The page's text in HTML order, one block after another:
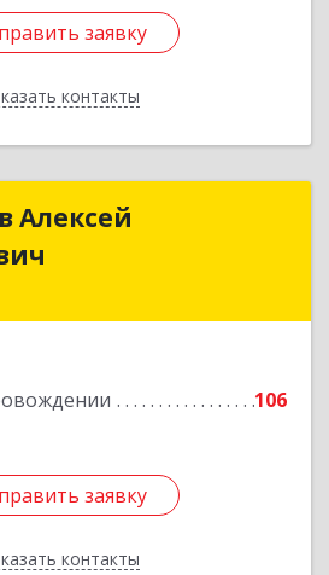
заявку
контакты
заявку
Назад
Алексей
106
заявку
контакты
Журавлев Алексей
Подробнее
заявку
Назад